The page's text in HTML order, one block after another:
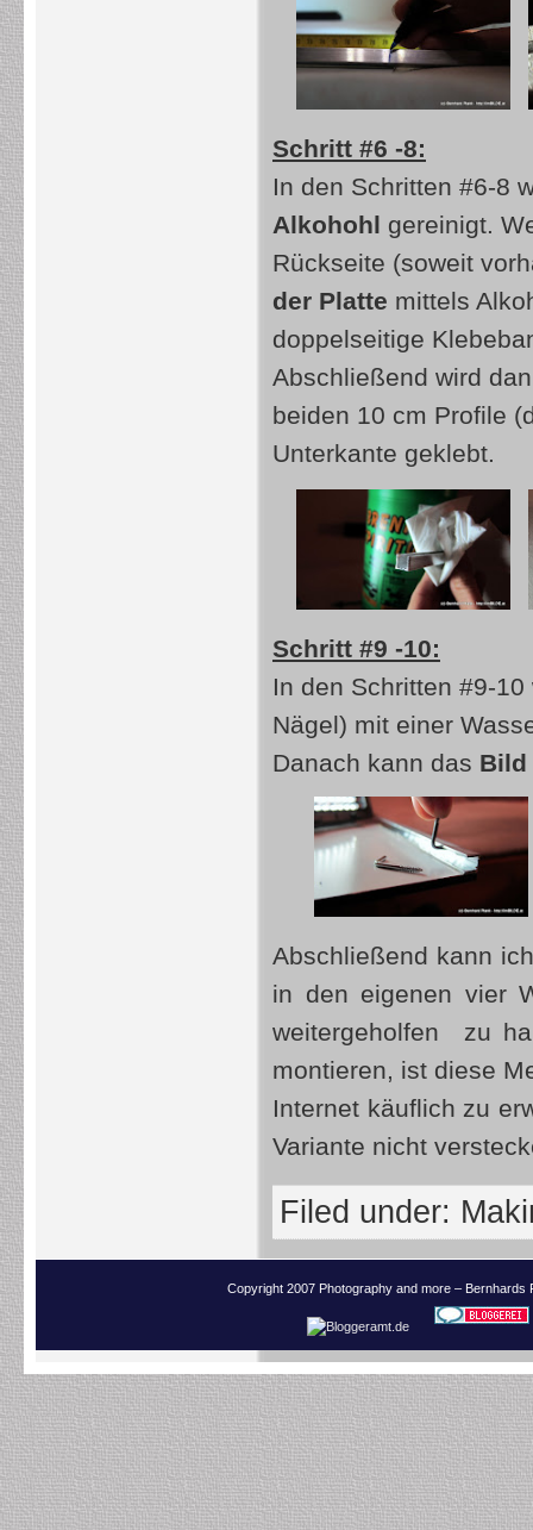
Schritt #6 -8:
In den Schritten #6-8
Alkohohl gereinigt.
Rückseite (soweit
der Platte mittels
doppelseitige
Abschließend wird
beiden 10 cm Profile
Unterkante geklebt.
Schritt #9 -10:
In den Schritten #9-
Nägel) mit einer
Danach kann das Bild
Abschließend kann
in den eigenen vier
weitergeholfen zu
montieren, ist diese
Internet käuflich zu
Variante nicht
Filed under:
Copyright 2007 Photography and more –